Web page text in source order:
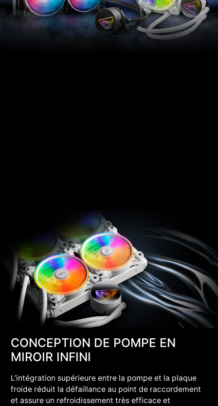
CONCEPTION DE POMPE EN
MIROIR INFINI
L’intégration supérieure entre la pompe et la plaque
froide réduit la défaillance au point de raccordement
et assure un refroidissement très efficace et